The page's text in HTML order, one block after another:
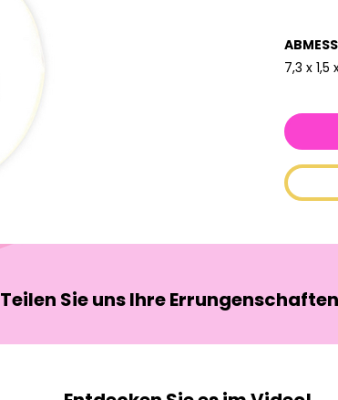
7,3 x 1,5
Teilen Sie uns Ihre